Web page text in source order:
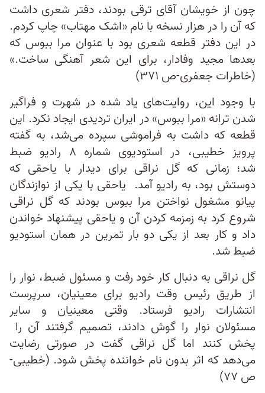
چون از خویشان آقای ترقی بودند، دفتر شعری داشت
که آن را در هزار نسخه با نام «اشک مهتاب» چاپ کردم.
در این دفتر قطعه شعری بود با عنوان مرا ببوس که
بعدها مجید وفادار، برای این شعر آهنگی ساخت.»
(خاطرات جعفری-ص ۳۷۱)
با وجود این، روایت‌های یاد شده در شهرت و فراگیر
شدن ترانه «مرا ببوس» در ایران تردیدی ایجاد نکرد. این
قطعه که داشت به فراموشی سپرده می‌شد، به گفته
پرویز خطیبی، در استودیوی شماره ۸ رادیو ضبط
شد؛ زمانی که گل نراقی برای دیدار با یاحقی که
دوستش بود، به رادیو آمد. یاحقی با یکی از نوازندگان
پیانو مشغول نواختن مرا ببوس بودند که گل نراقی
شروع کرد به زمزمه کردن آن و یاحقی پیشنهاد خواندن
داد و کار بعد از یکی دو بار تمرین در همان‌ استودیو
ضبط شد.
گل نراقی به دنبال کار خود رفت و مسئول ضبط، نوار را
از طریق رئیس وقت رادیو برای معینیان، سرپرست
انتشارات رادیو فرستاد. وقتی معینیان و سایر
مسئولان نوار را گوش دادند، تصمیم گرفتند آن را
پخش کنند اما گل نراقی گفت در صورتی رضایت
می‌دهد که اثر بدون نام خواننده پخش شود. (خطیبی-
ص ۷۷)